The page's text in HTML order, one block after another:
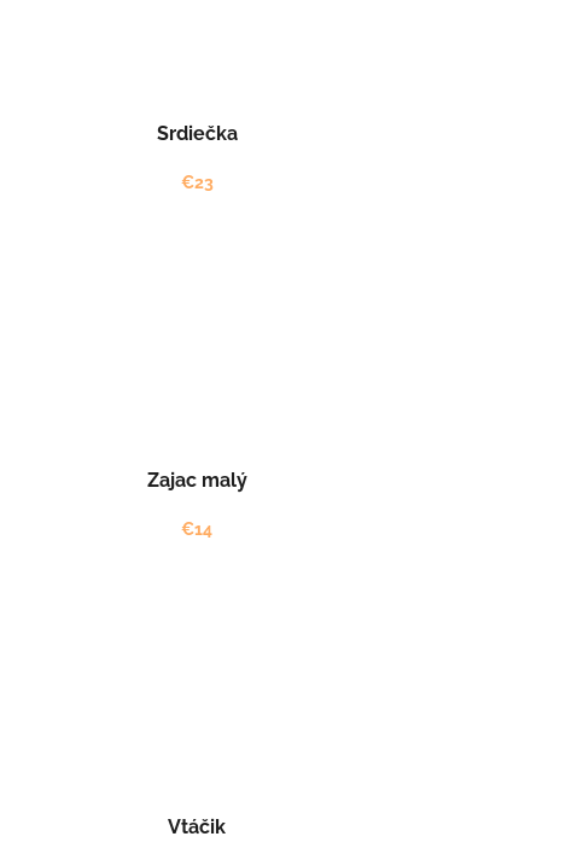
Srdiečka
€23
Zajac malý
€14
Vtáčik